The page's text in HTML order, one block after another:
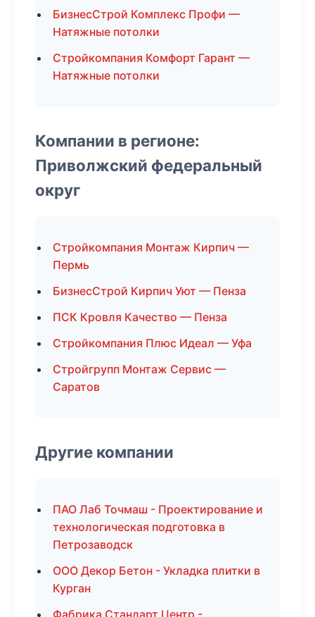
БизнесСтрой Комплекс Профи —
Натяжные потолки
Стройкомпания Комфорт Гарант —
Натяжные потолки
Компании в регионе:
Приволжский федеральный
округ
Стройкомпания Монтаж Кирпич —
Пермь
БизнесСтрой Кирпич Уют — Пенза
ПСК Кровля Качество — Пенза
Стройкомпания Плюс Идеал — Уфа
Стройгрупп Монтаж Сервис —
Саратов
Другие компании
ПАО Лаб Точмаш - Проектирование и
технологическая подготовка в
Петрозаводск
ООО Декор Бетон - Укладка плитки в
Курган
Фабрика Стандарт Центр -